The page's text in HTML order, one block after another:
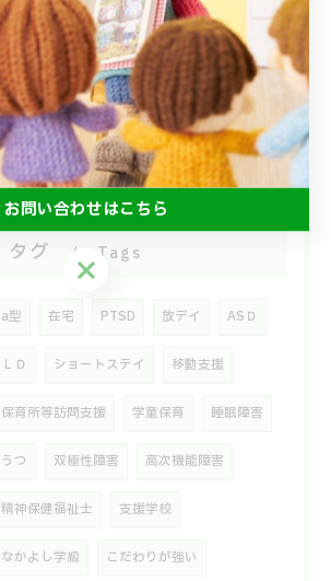
2026/07/08
6月のエアマット🐌
タグ Tags
a型 在宅 PTSD 放デイ ASＤ
ＬＤ ショートステイ 移動支援
保育所等訪問支援 学童保育 睡眠障害
うつ 双極性障害 高次機能障害
精神保健福祉士 支援学校
なかよし学級 こだわりが強い
お問い合わせはこちら
お問い合わせはこちら